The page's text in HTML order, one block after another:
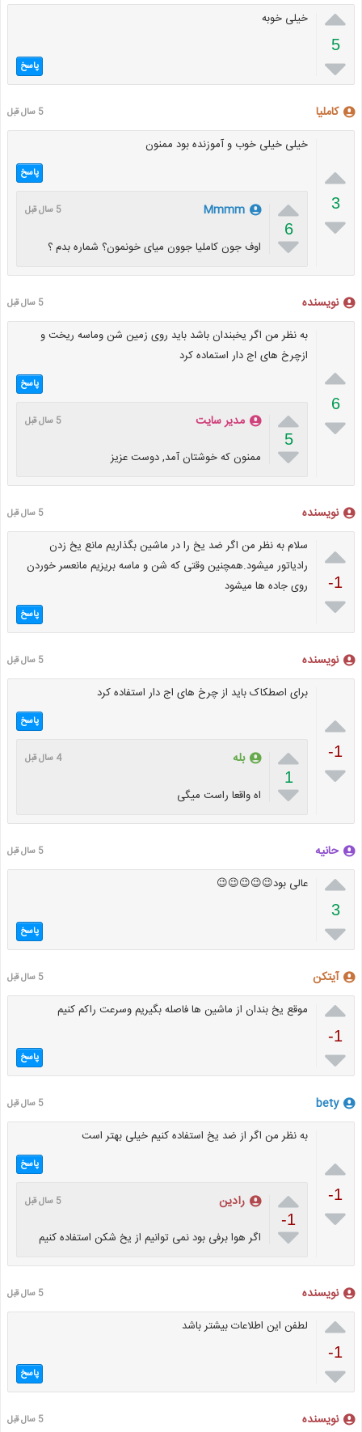

5

خیلی خوبه
پاسخ
کاملیا 5 سال قبل

3

خیلی خیلی خوب و آموزنده بود ممنون
پاسخ

6

Mmmm 5 سال قبل
اوف جون کاملیا جوون میای خونمون؟ شماره بدم ؟
نویسنده 5 سال قبل

6

به نظر من اگر یخبندان باشد باید روی زمین شن وماسه ریخت و
ازچرخ های اج دار استماده کرد
پاسخ

5

مدیر سایت 5 سال قبل
ممنون که خوشتان آمد, دوست عزیز
نویسنده 5 سال قبل

-1

سلام به نظر من اگر ضد یخ را در ماشین بگذاریم مانع یخ زدن
رادیاتور میشود.همچنین وقتی که شن و ماسه بریزیم مانعسر خوردن
روی جاده ها میشود
پاسخ
نویسنده 5 سال قبل

-1

برای اصطکاک باید از چرخ های اج دار استفاده کرد
پاسخ

1

بله 4 سال قبل
اه واقعا راست میگی
حانیه 5 سال قبل

3

عالی بود😉😉😉😉😉
پاسخ
آیتکن 5 سال قبل

-1

موقع یخ بندان از ماشین ها فاصله بگیریم وسرعت راکم کنیم
پاسخ
bety 5 سال قبل

-1

به نظر من اگر از ضد یخ استفاده کنیم خیلی بهتر است
پاسخ

-1

رادین 5 سال قبل
اگر هوا برفی بود نمی توانیم از یخ شکن استفاده کنیم
نویسنده 5 سال قبل

-1

لطفن این اطلاعات بیشتر باشد
پاسخ
نویسنده 5 سال قبل